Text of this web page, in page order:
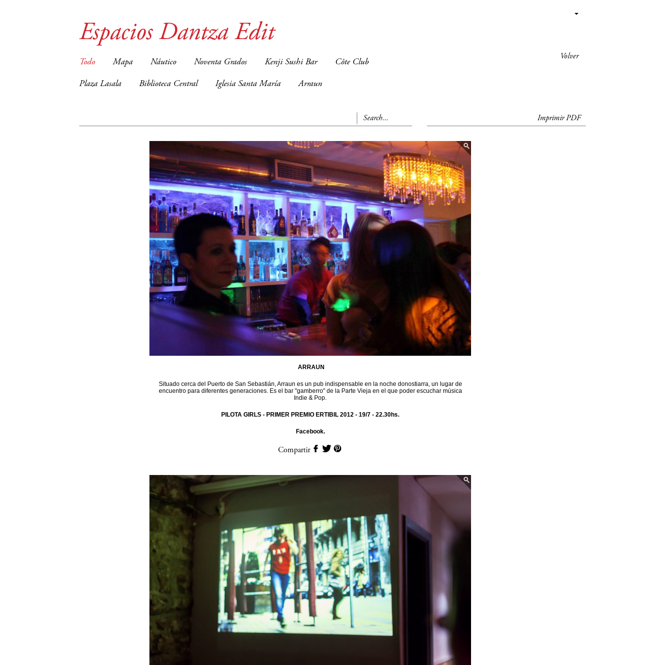
Volver
Espacios Dantza Edit
Todo Mapa Náutico Noventa Grados Kenji Sushi Bar Côte Club
Plaza Lasala Biblioteca Central Iglesia Santa María Arraun
Imprimir PDF
ARRAUN
Situado cerca del Puerto de San Sebastián, Arraun es un pub indispensable en la noche donostiarra, un lugar de
encuentro para diferentes generaciones. Es el bar "gamberro" de la Parte Vieja en el que poder escuchar música
Indie & Pop.
PILOTA GIRLS - PRIMER PREMIO ERTIBIL 2012 - 19/7 - 22.30hs.
Facebook.
Compartir